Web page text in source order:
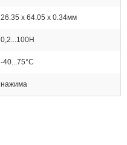
26.35 x 64.05 x 0.34мм
0,2...100Н
-40...75°C
нажима